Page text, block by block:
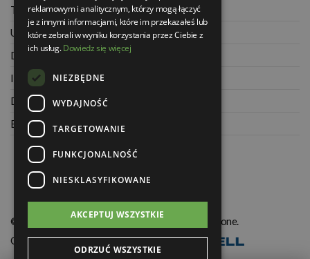
Twoje zamówienia
Ustawienia konta
Dane kontaktowe
Informacje o firmie
Dla architektów
Blog
© Świat Łazienek XXI w. Wszelkie prawa zastrzeżone.
Oprogramowanie KQS.store:Realizacja
reklamowym i analitycznym, którzy mogą łączyć
je z innymi informacjami, które im przekazałeś lub
które zebrali w wyniku korzystania przez Ciebie z
ich usług.Dowiedz się więcej
NIEZBĘDNE
WYDAJNOŚĆ
TARGETOWANIE
FUNKCJONALNOŚĆ
NIESKLASYFIKOWANE
AKCEPTUJ WSZYSTKIE
ODRZUĆ WSZYSTKIE